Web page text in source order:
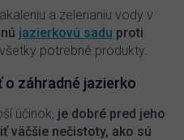
s
u
a zelenaniu vody v
jazierkovú sadu proti
potrebné produkty.
záhradné jazierko
účinok, je dobré pred jeho
väčšie nečistoty, ako sú